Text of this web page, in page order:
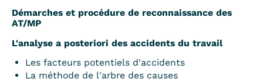
Démarches et procédure de reconnaissance des
AT/MP
L'analyse a posteriori des accidents du travail
Les facteurs potentiels d'accidents
La méthode de l'arbre des causes